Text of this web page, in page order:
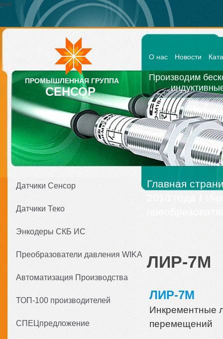
ПРОМЫШЛЕННАЯ ГРУППА
СЕНСОР
О нас Новости
Производим
Датчики Сенсор
Датчики Теко
Энкодеры СКБ ИС
Преобразователи давления WIKA
Автоматизация Производства
ТОП-100 производителей
СПЕЦпредложение
Главная
ЛИР-7М
ЛИР-7М
Инкрементные
перемещений
test